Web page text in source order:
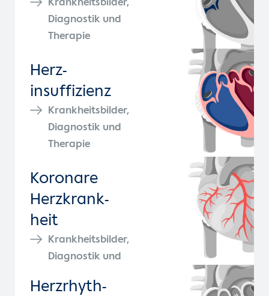
Krankheitsbilder,
Diagnostik und
Therapie
Herz­
insuffizienz
Krankheitsbilder,
Diagnostik und
Therapie
Koronare
Herz­krank­
heit
Krankheitsbilder,
Diagnostik und
Herz­rhyth­